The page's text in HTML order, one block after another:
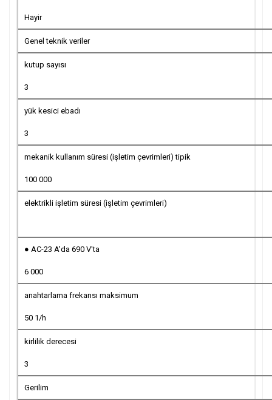
Hayir
Genel teknik veriler
kutup sayısı
3
yük kesici ebadı
3
mekanik kullanım süresi (işletim çevrimleri) tipik
100 000
elektrikli işletim süresi (işletim çevrimleri)
● AC-23 A'da 690 V'ta
6 000
anahtarlama frekansı maksimum
50 1/h
kirlilik derecesi
3
Gerilim